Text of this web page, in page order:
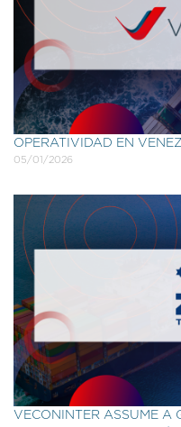
OPERATIVIDAD EN
05/01/2026
VECONINTER ASSUME A